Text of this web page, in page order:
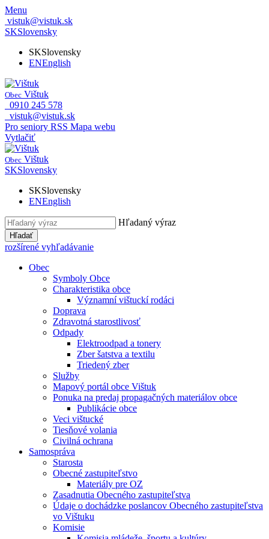
Menu
vistuk@vistuk.sk
SKSlovensky
SKSlovensky
ENEnglish
Obec Vištuk
0910 245 578
vistuk@vistuk.sk
Pro seniory RSS Mapa webu
Vytlačiť
Obec Vištuk
SKSlovensky
SKSlovensky
ENEnglish
Hľadaný výraz
Hľadať
rozšírené vyhľadávanie
Obec
Symboly Obce
Charakteristika obce
Významní vištuckí rodáci
Doprava
Zdravotná starostlivosť
Odpady
Elektroodpad a tonery
Zber šatstva a textilu
Triedený zber
Služby
Mapový portál obce Vištuk
Ponuka na predaj propagačných materiálov obce
Publikácie obce
Veci vištucké
Tiesňové volania
Civilná ochrana
Samospráva
Starosta
Obecné zastupiteľstvo
Materiály pre OZ
Zasadnutia Obecného zastupiteľstva
Údaje o dochádzke poslancov Obecného zastupiteľstva
vo Vištuku
Komisie